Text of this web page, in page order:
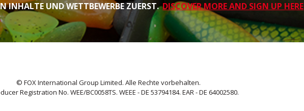
INHALTE UND WETTBEWERBE ZUERST.DISCOVER MORE AND SIGN UP HERE
© FOX International Group Limited. Alle Rechte vorbehalten.
Registration No. WEE/BC0058TS. WEEE - DE 53794184. EAR - DE 64002580.